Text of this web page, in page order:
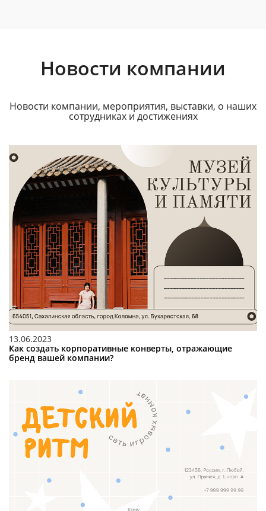
Новости компании
Новости компании, мероприятия, выставки, о наших
сотрудниках и достижениях
13.06.2023
Как создать корпоративные конверты, отражающие
бренд вашей компании?